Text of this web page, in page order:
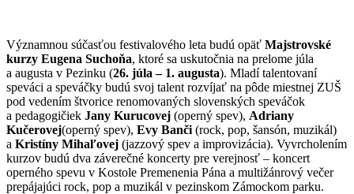
Významnou súčasťou festivalového leta budú opäť Majstrovské
kurzy Eugena Suchoňa, ktoré sa uskutočnia na prelome júla
a augusta v Pezinku (26. júla – 1. augusta). Mladí talentovaní
speváci a speváčky budú svoj talent rozvíjať na pôde miestnej ZUŠ
pod vedením štvorice renomovaných slovenských speváčok
a pedagogičiek Jany Kurucovej (operný spev), Adriany
Kučerovej(operný spev), Evy Banči (rock, pop, šansón, muzikál)
a Kristíny Mihaľovej (jazzový spev a improvizácia). Vyvrcholením
kurzov budú dva záverečné koncerty pre verejnosť – koncert
operného spevu v Kostole Premenenia Pána a multižánrový večer
prepájajúci rock, pop a muzikál v pezinskom Zámockom parku.